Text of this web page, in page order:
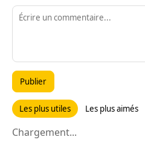
Publier
Les plus utiles Les plus aimés
Chargement...